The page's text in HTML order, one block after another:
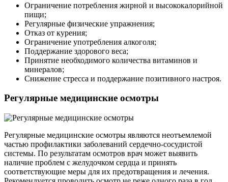
Ограничение потребления жирной и высококалорийной
пищи;
Регулярные физические упражнения;
Отказ от курения;
Ограничение употребления алкоголя;
Поддержание здорового веса;
Принятие необходимого количества витаминов и
минералов;
Снижение стресса и поддержание позитивного настроя.
Регулярные медицинские осмотры
Регулярные медицинские осмотры являются неотъемлемой
частью профилактики заболеваний сердечно-сосудистой
системы. По результатам осмотров врач может выявить
наличие проблем с желудочком сердца и принять
соответствующие меры для их предотвращения и лечения.